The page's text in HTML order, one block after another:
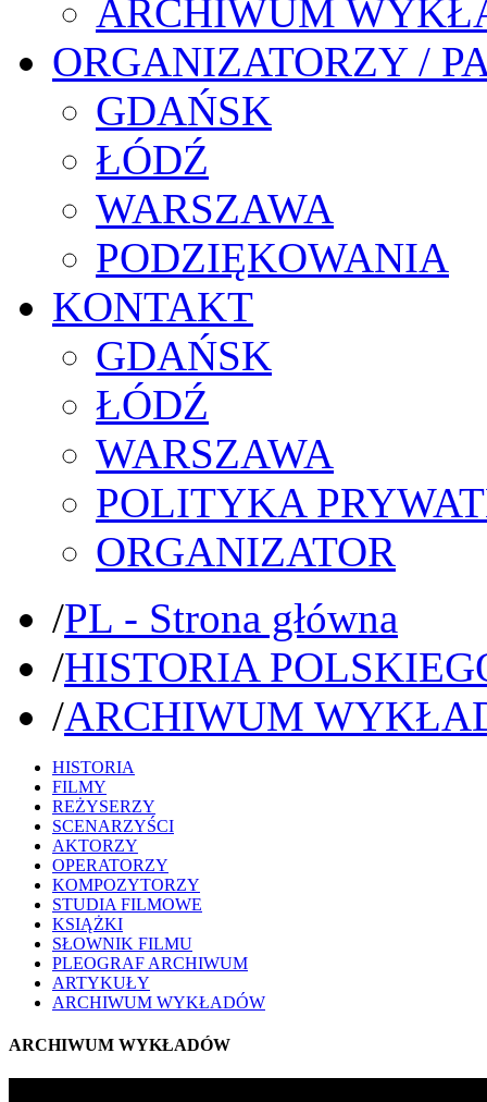
ARCHIWUM
ORGANIZATORZY /
GDAŃSK
ŁÓDŹ
WARSZAWA
PODZIĘKOWANIA
KONTAKT
GDAŃSK
ŁÓDŹ
WARSZAWA
POLITYKA
ORGANIZATOR
/PL - Strona główna
/HISTORIA
/ARCHIWUM
HISTORIA
FILMY
REŻYSERZY
SCENARZYŚCI
AKTORZY
OPERATORZY
KOMPOZYTORZY
STUDIA FILMOWE
KSIĄŻKI
SŁOWNIK FILMU
PLEOGRAF ARCHIWUM
ARTYKUŁY
ARCHIWUM WYKŁADÓW
ARCHIWUM WYKŁADÓW